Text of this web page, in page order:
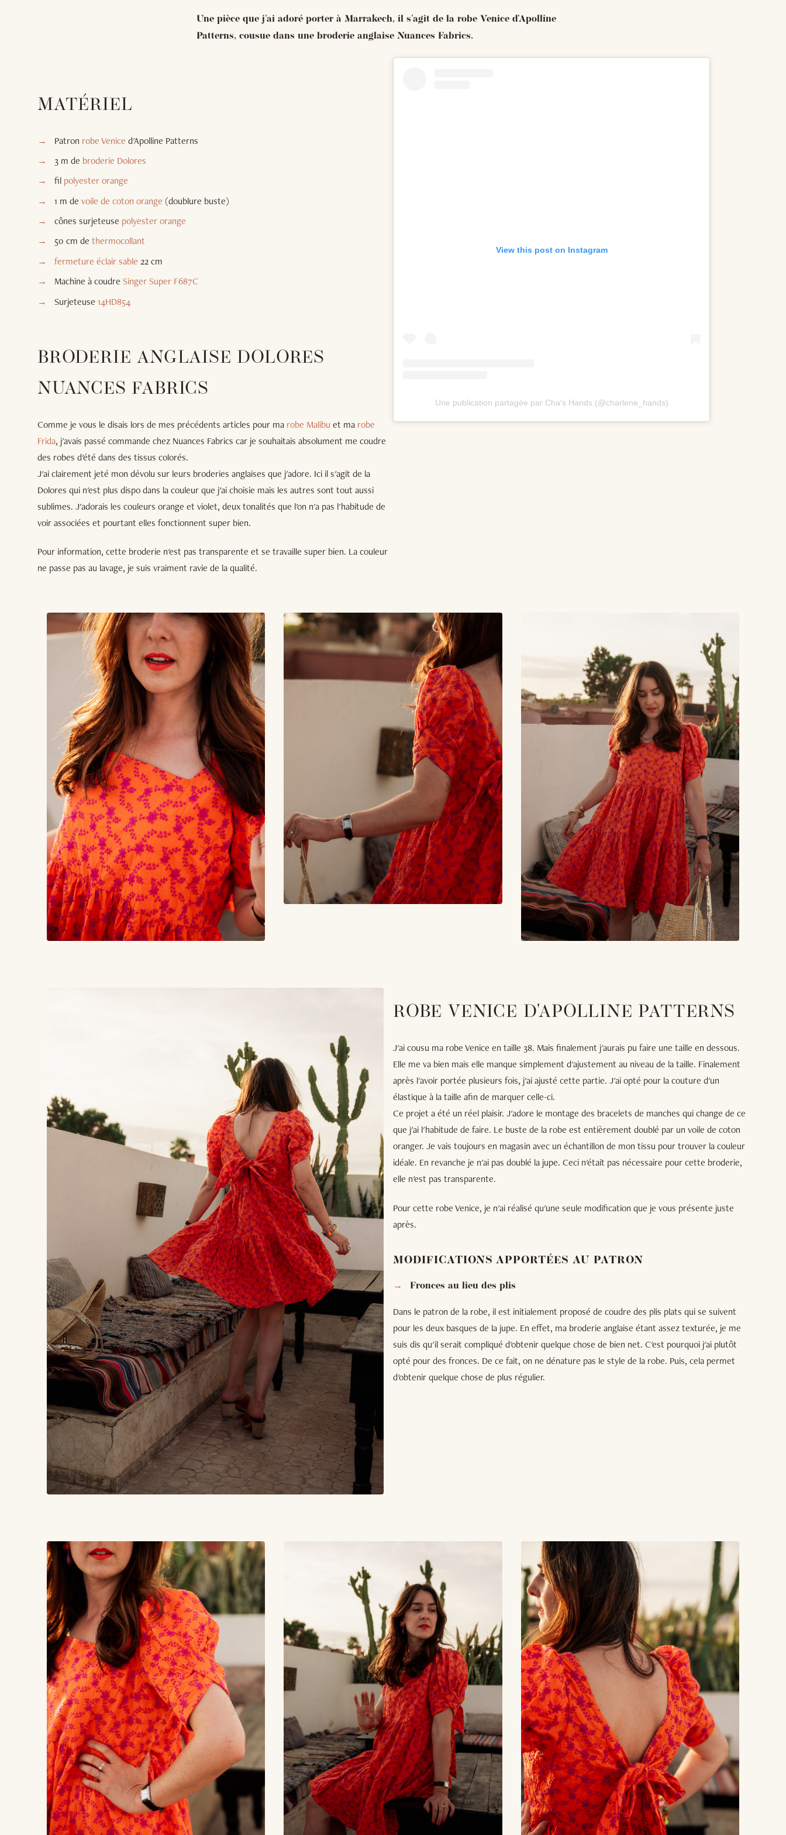
Une pièce que j'ai adoré porter à Marrakech, il s'agit de la robe Venice d'Apolline
Patterns, cousue dans une broderie anglaise Nuances Fabrics.
MATÉRIEL
Patron robe Venice d'Apolline Patterns
3 m de broderie Dolores
fil polyester orange
1 m de voile de coton orange (doublure buste)
cônes surjeteuse polyester orange
50 cm de thermocollant
fermeture éclair sable 22 cm
Machine à coudre Singer Super F687C
Surjeteuse 14HD854
BRODERIE ANGLAISE DOLORES
NUANCES FABRICS
Comme je vous le disais lors de mes précédents articles pour ma robe Malibu et ma robe
Frida, j'avais passé commande chez Nuances Fabrics car je souhaitais absolument me coudre
des robes d'été dans des tissus colorés.
J'ai clairement jeté mon dévolu sur leurs broderies anglaises que j'adore. Ici il s'agit de la
Dolores qui n'est plus dispo dans la couleur que j'ai choisie mais les autres sont tout aussi
sublimes. J'adorais les couleurs orange et violet, deux tonalités que l'on n'a pas l'habitude de
voir associées et pourtant elles fonctionnent super bien.
Pour information, cette broderie n'est pas transparente et se travaille super bien. La couleur
ne passe pas au lavage, je suis vraiment ravie de la qualité.
View this post on Instagram
Une publication partagée par Cha's Hands (@charlene_hands)
ROBE VENICE D'APOLLINE PATTERNS
J'ai cousu ma robe Venice en taille 38. Mais finalement j'aurais pu faire une taille en dessous.
Elle me va bien mais elle manque simplement d'ajustement au niveau de la taille. Finalement
après l'avoir portée plusieurs fois, j'ai ajusté cette partie. J'ai opté pour la couture d'un
élastique à la taille afin de marquer celle-ci.
Ce projet a été un réel plaisir. J'adore le montage des bracelets de manches qui change de ce
que j'ai l'habitude de faire. Le buste de la robe est entièrement doublé par un voile de coton
oranger. Je vais toujours en magasin avec un échantillon de mon tissu pour trouver la couleur
idéale. En revanche je n'ai pas doublé la jupe. Ceci n'était pas nécessaire pour cette broderie,
elle n'est pas transparente.
Pour cette robe Venice, je n'ai réalisé qu'une seule modification que je vous présente juste
après.
MODIFICATIONS APPORTÉES AU PATRON
Fronces au lieu des plis
Dans le patron de la robe, il est initialement proposé de coudre des plis plats qui se suivent
pour les deux basques de la jupe. En effet, ma broderie anglaise étant assez texturée, je me
suis dis qu'il serait compliqué d'obtenir quelque chose de bien net. C'est pourquoi j'ai plutôt
opté pour des fronces. De ce fait, on ne dénature pas le style de la robe. Puis, cela permet
d'obtenir quelque chose de plus régulier.